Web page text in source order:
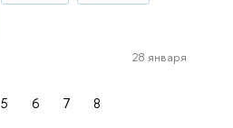
28 января
5 6 7 8